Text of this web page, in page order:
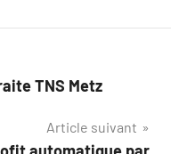
TNS Metz
Article suivant